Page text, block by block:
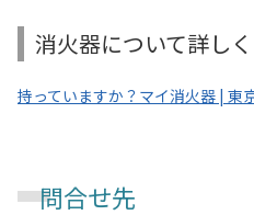
消火器について詳し
持っていますか？マイ消火器 | 東
問合せ先